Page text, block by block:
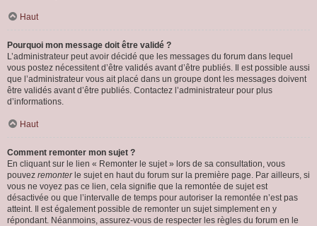
Haut
Pourquoi mon message doit être validé ?
L’administrateur peut avoir décidé que les messages du forum dans lequel
vous postez nécessitent d’être validés avant d’être publiés. Il est possible aussi
que l’administrateur vous ait placé dans un groupe dont les messages doivent
être validés avant d’être publiés. Contactez l’administrateur pour plus
d’informations.
Haut
Comment remonter mon sujet ?
En cliquant sur le lien « Remonter le sujet » lors de sa consultation, vous
pouvez remonterle sujet en haut du forum sur la première page. Par ailleurs, si
vous ne voyez pas ce lien, cela signifie que la remontée de sujet est
désactivée ou que l’intervalle de temps pour autoriser la remontée n’est pas
atteint. Il est également possible de remonter un sujet simplement en y
répondant. Néanmoins, assurez-vous de respecter les règles du forum en le